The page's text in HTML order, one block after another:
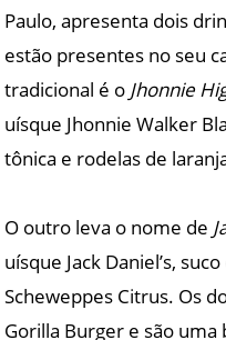
Paulo, apresenta dois
estão presentes no seu
tradicional é o Jhonnie
uísque Jhonnie Walker
tônica e rodelas de
O outro leva o nome de
uísque Jack Daniel’s,
Scheweppes Citrus. Os
Gorilla Burger e são